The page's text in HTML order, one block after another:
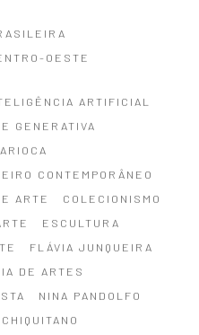
OESTE
ARTIFICIAL
GENERATIVA
CONTEMPORÂNEO
ARTE
COLECIONISMO
ESCULTURA
FLÁVIA JUNQUEIRA
DE ARTES
NINA PANDOLFO